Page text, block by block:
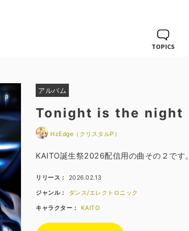
TOPICS
アルバム
Tonight is the night
HzEdge（クリスタルP）
KAITO誕生祭2026配信用の曲その２です。
リリース： 2026.02.13
ジャンル： ダンス/エレクトロニック
キャラクター： KAITO